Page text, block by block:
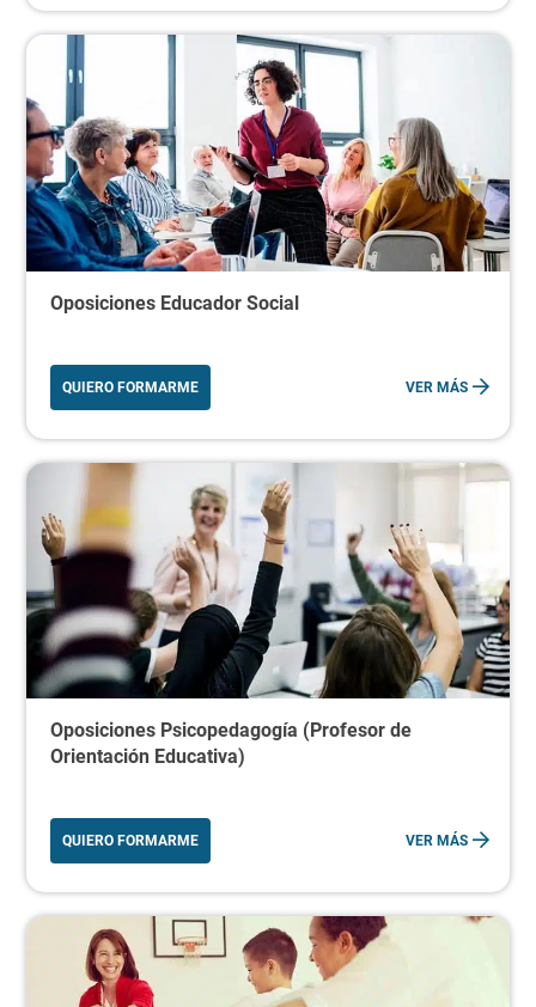
Oposiciones Educador Social
QUIERO FORMARME VER MÁS
Oposiciones Psicopedagogía (Profesor de
Orientación Educativa)
QUIERO FORMARME VER MÁS